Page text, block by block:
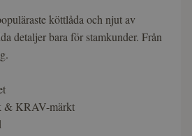
köttlåda och njut av
detaljer bara för stamkunder. Från
& KRAV-märkt